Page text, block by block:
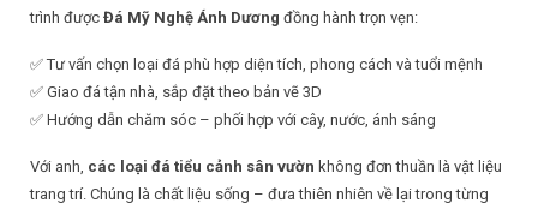
trình được Đá Mỹ Nghệ Ánh Dương đồng hành trọn vẹn:
✅ Tư vấn chọn loại đá phù hợp diện tích, phong cách và tuổi mệnh
✅ Giao đá tận nhà, sắp đặt theo bản vẽ 3D
✅ Hướng dẫn chăm sóc – phối hợp với cây, nước, ánh sáng
Với anh, các loại đá tiểu cảnh sân vườn không đơn thuần là vật liệu
trang trí. Chúng là chất liệu sống – đưa thiên nhiên về lại trong từng